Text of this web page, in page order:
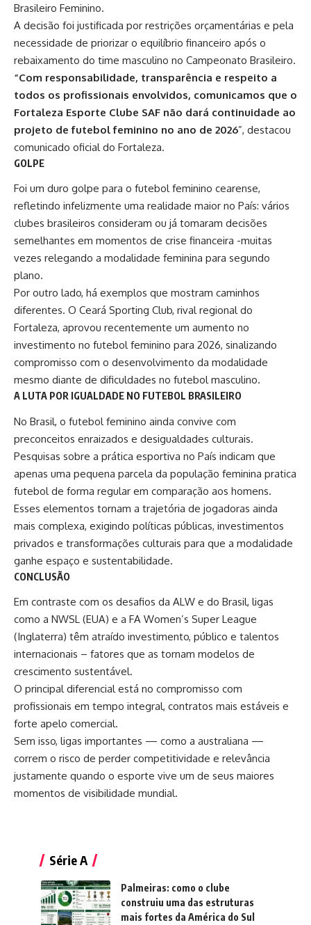
Brasileiro Feminino.
A decisão foi justificada por restrições orçamentárias e pela
necessidade de priorizar o equilíbrio financeiro após o
rebaixamento do time masculino no Campeonato Brasileiro.
“Com responsabilidade, transparência e respeito a
todos os profissionais envolvidos, comunicamos que o
Fortaleza Esporte Clube SAF não dará continuidade ao
projeto de futebol feminino no ano de 2026”, destacou
comunicado oficial do Fortaleza.
GOLPE
Foi um duro golpe para o futebol feminino cearense,
refletindo infelizmente uma realidade maior no País: vários
clubes brasileiros consideram ou já tomaram decisões
semelhantes em momentos de crise financeira -muitas
vezes relegando a modalidade feminina para segundo
plano.
Por outro lado, há exemplos que mostram caminhos
diferentes. O Ceará Sporting Club, rival regional do
Fortaleza, aprovou recentemente um aumento no
investimento no futebol feminino para 2026, sinalizando
compromisso com o desenvolvimento da modalidade
mesmo diante de dificuldades no futebol masculino.
A LUTA POR IGUALDADE NO FUTEBOL BRASILEIRO
No Brasil, o futebol feminino ainda convive com
preconceitos enraizados e desigualdades culturais.
Pesquisas sobre a prática esportiva no País indicam que
apenas uma pequena parcela da população feminina pratica
futebol de forma regular em comparação aos homens.
Esses elementos tornam a trajetória de jogadoras ainda
mais complexa, exigindo políticas públicas, investimentos
privados e transformações culturais para que a modalidade
ganhe espaço e sustentabilidade.
CONCLUSÃO
Em contraste com os desafios da ALW e do Brasil, ligas
como a NWSL (EUA) e a FA Women’s Super League
(Inglaterra) têm atraído investimento, público e talentos
internacionais – fatores que as tornam modelos de
crescimento sustentável.
O principal diferencial está no compromisso com
profissionais em tempo integral, contratos mais estáveis e
forte apelo comercial.
Sem isso, ligas importantes — como a australiana —
correm o risco de perder competitividade e relevância
justamente quando o esporte vive um de seus maiores
momentos de visibilidade mundial.
Série A
Palmeiras: como o clube
construiu uma das estruturas
mais fortes da América do Sul